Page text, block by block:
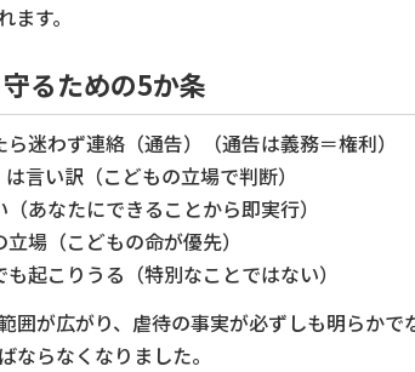
す。
るための5か条
迷わず連絡（通告）（通告は義務＝権利）
い訳（こどもの立場で判断）
あなたにできることから即実行）
場（こどもの命が優先）
起こりうる（特別なことではない）
囲が広がり、虐待の事実が必ずしも明らか
ならなくなりました。